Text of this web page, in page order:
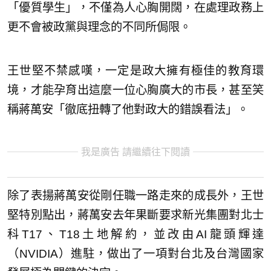
「優質學生」，不僅為人心胸開闊，在處理政務上
更不會被政黨與理念的不同所侷限。
王世堅不禁感嘆，一定是政大擁有極佳的教育環
境，才能孕育出這麼一位心胸廣大的市長，甚至笑
稱蔣萬安「徹底扭轉了他對政大的錯誤看法」。
我是廣告 請繼續往下閱讀
除了表揚蔣萬安從剛任職一路走來的成長外，王世
堅特別點出，蔣萬安去年果斷要求新光集團對北士
科T17、T18土地解約，並改由AI龍頭輝達
（NVIDIA）進駐，做出了一項對台北及台灣國家